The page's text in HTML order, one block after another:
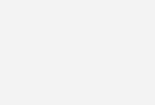
in die Veranstaltung eingebunden. Das
– Chance
zu den Meistern mit dem